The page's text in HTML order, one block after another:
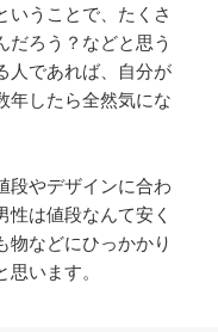
いうことで、たくさ
だろう？などと思う
人であれば、自分が
年したら全然気にな
段やデザインに合わ
は値段なんて安く
物などにひっかかり
います。